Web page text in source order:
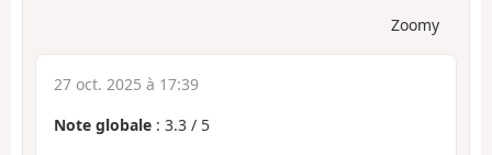
Zoomy
27 oct. 2025 à 17:39
Note globale : 3.3 / 5